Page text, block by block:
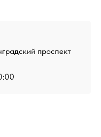
проспект